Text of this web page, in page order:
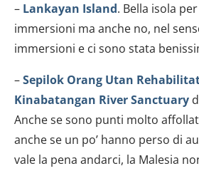
– Lankayan Island. Bella isola
immersioni ma anche no, nel
immersioni e ci sono stata
–Sepilok Orang Utan
Kinabatangan River Sanctuary
Anche se sono punti molto
anche se un po’ hanno perso di
vale la pena andarci, la Malesia